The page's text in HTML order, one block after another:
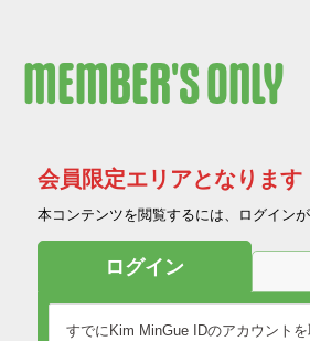
MEMBER'S ONLY
会員限定エリアとなります
本コンテンツを閲覧するには、ログインが
ログイン
すでにKim MinGue IDのアカウント